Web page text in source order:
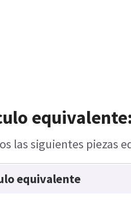
las siguientes piezas
equivalente